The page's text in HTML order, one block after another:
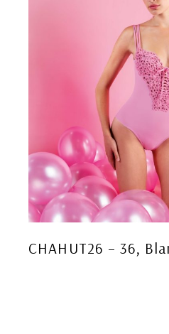
CHAHUT26 – 36,